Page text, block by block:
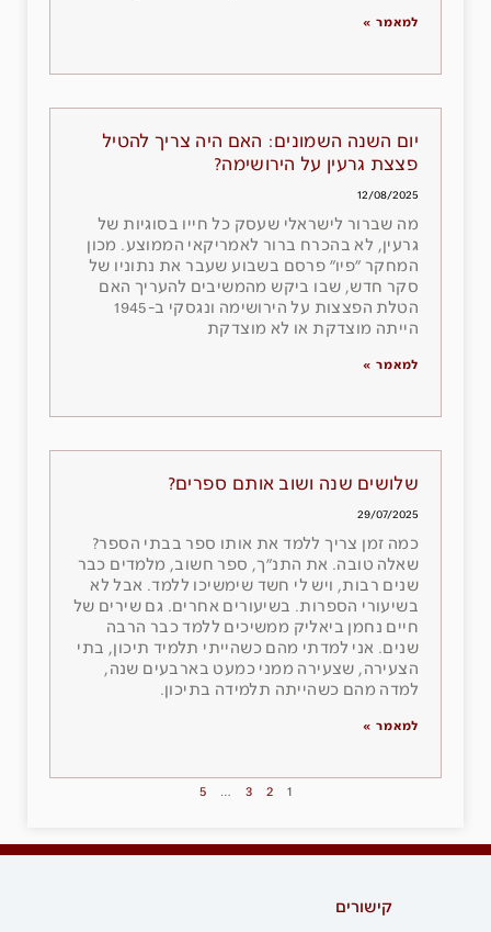
למאמר »
יום השנה השמונים: האם היה צריך להטיל
פצצת גרעין על הירושימה?
12/08/2025
מה שברור לישראלי שעסק כל חייו בסוגיות של
גרעין, לא בהכרח ברור לאמריקאי הממוצע. מכון
המחקר ״פיו״ פרסם בשבוע שעבר את נתוניו של
סקר חדש, שבו ביקש מהמשיבים להעריך האם
הטלת הפצצות על הירושימה ונגסקי ב-1945
הייתה מוצדקת או לא מוצדקת
למאמר »
שלושים שנה ושוב אותם ספרים?
29/07/2025
כמה זמן צריך ללמד את אותו ספר בבתי הספר?
שאלה טובה. את התנ״ך, ספר חשוב, מלמדים כבר
שנים רבות, ויש לי חשד שימשיכו ללמד. אבל לא
בשיעורי הספרות. בשיעורים אחרים. גם שירים של
חיים נחמן ביאליק ממשיכים ללמד כבר הרבה
שנים. אני למדתי מהם כשהייתי תלמיד תיכון, בתי
הצעירה, שצעירה ממני כמעט בארבעים שנה,
למדה מהם כשהייתה תלמידה בתיכון.
למאמר »
1
2
3
…
5
קישורים